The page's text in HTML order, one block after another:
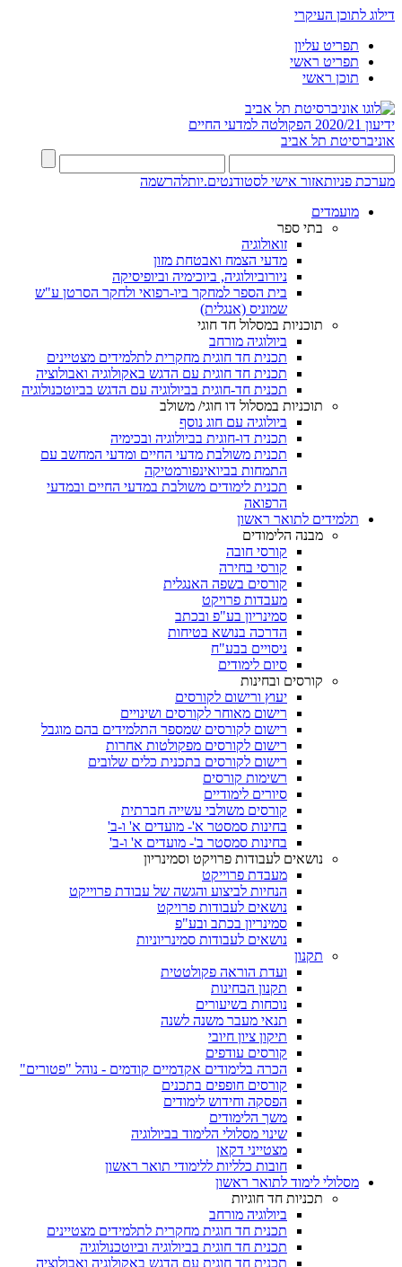
דילוג לתוכן העיקרי
תפריט עליון
תפריט ראשי
תוכן ראשי
ידיעון 2020/21
הפקולטה למדעי החיים
אוניברסיטת תל אביב
מערכת פניותאזור אישי לסטודנטים.יותלהרשמה
מועמדים
בתי ספר
זואולוגיה
מדעי הצמח ואבטחת מזון
ניורוביולוגיה, ביוכימיה וביופיסיקה
בית הספר למחקר ביו-רפואי ולחקר הסרטן ע"ש
שמוניס (אנגלית)
תוכניות במסלול חד חוגי
ביולוגיה מורחב
תכנית חד חוגית מחקרית לתלמידים מצטיינים
תכנית חד חוגית עם הדגש באקולוגיה ואבולוציה
תכנית חד-חוגית בביולוגיה עם הדגש בביוטכנולוגיה
תוכניות במסלול דו חוגי/ משולב
ביולוגיה עם חוג נוסף
תכנית דו-חוגית בביולוגיה ובכימיה
תכנית משולבת מדעי החיים ומדעי המחשב עם
התמחות בביואינפורמטיקה
תכנית לימודים משולבת במדעי החיים ובמדעי
הרפואה
תלמידים לתואר ראשון
מבנה הלימודים
קורסי חובה
קורסי בחירה
קורסים בשפה האנגלית
מעבדות פרויקט
סמינריון בע"פ ובכתב
הדרכה בנושא בטיחות
ניסויים בבע"ח
סיום לימודים
קורסים ובחינות
יעוץ ורישום לקורסים
רישום מאוחר לקורסים ושינויים
רישום לקורסים שמספר התלמידים בהם מוגבל
רישום לקורסים מפקולטות אחרות
רישום לקורסים בתכנית כלים שלובים
רשימות קורסים
סיורים לימודיים
קורסים משולבי עשייה חברתית
בחינות סמסטר א'- מועדים א' ו-ב'
בחינות סמסטר ב'- מועדים א' ו-ב'
נושאים לעבודות פרויקט וסמינריון
מעבדת פרוייקט
הנחיות לביצוע והגשה של עבודת פרוייקט
נושאים לעבודות פרויקט
סמינריון בכתב ובע"פ
נושאים לעבודות סמינריוניות
תקנון
ועדת הוראה פקולטטית
תקנון הבחינות
נוכחות בשיעורים
תנאי מעבר משנה לשנה
תיקון ציון חיובי
קורסים עודפים
הכרה בלימודים אקדמיים קודמים - נוהל "פטורים"
קורסים חופפים בתכנים
הפסקה וחידוש לימודים
משך הלימודים
שינוי מסלולי הלימוד בביולוגיה
מצטייני דקאן
חובות כלליות ללימודי תואר ראשון
מסלולי לימוד לתואר ראשון
תכניות חד חוגיות
ביולוגיה מורחב
תכנית חד חוגית מחקרית לתלמידים מצטיינים
תכנית חד חוגית בביולוגיה וביוטכנולוגיה
תכנית חד חוגית עם הדגש באקולוגיה ואבולוציה